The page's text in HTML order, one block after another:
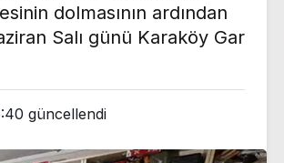
dolmasının ardından
Salı günü Karaköy Gar
güncellendi